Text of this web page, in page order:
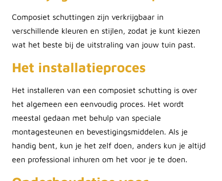
Composiet schuttingen zijn verkrijgbaar in
verschillende kleuren en stijlen, zodat je kunt kiezen
wat het beste bij de uitstraling van jouw tuin past.
Het installatieproces
Het installeren van een composiet schutting is over
het algemeen een eenvoudig proces. Het wordt
meestal gedaan met behulp van speciale
montagesteunen en bevestigingsmiddelen. Als je
handig bent, kun je het zelf doen, anders kun je altijd
een professional inhuren om het voor je te doen.